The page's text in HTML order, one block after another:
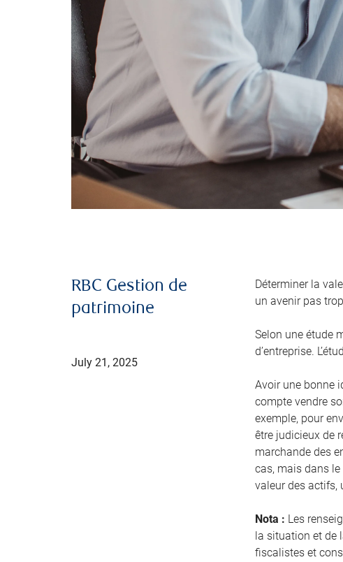
RBC Gestion de
patrimoine
July 21, 2025
Déterminer la
un avenir pas
Selon une étude
d’entreprise.
Avoir une bonne
compte vendre
exemple, pour
être judicieux de
marchande des
cas, mais dans
valeur des actifs,
Nota : Les
la situation et de
fiscalistes et